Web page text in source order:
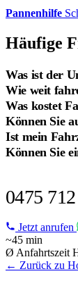
Pannenhilfe
Häufige
Was ist der
Wie weit
Was kostet
Können Sie
Ist mein
Können Sie
0475
Jetzt anrufen
~45 min
Ø Anfahrtszeit
← Zurück zu